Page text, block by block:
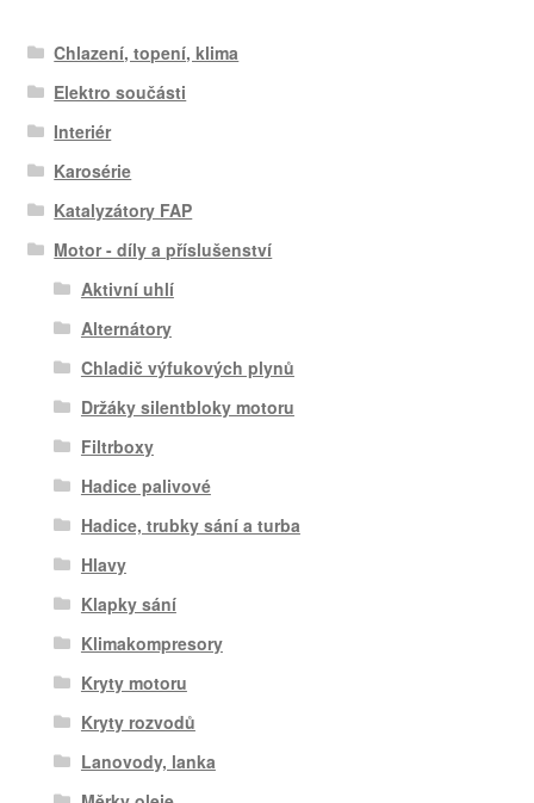
Chlazení, topení, klima
Elektro součásti
Interiér
Karosérie
Katalyzátory FAP
Motor - díly a příslušenství
Aktivní uhlí
Alternátory
Chladič výfukových plynů
Držáky silentbloky motoru
Filtrboxy
Hadice palivové
Hadice, trubky sání a turba
Hlavy
Klapky sání
Klimakompresory
Kryty motoru
Kryty rozvodů
Lanovody, lanka